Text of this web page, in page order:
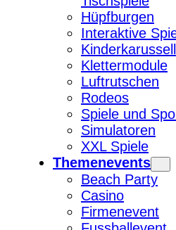
Hüpfburgen
Interaktive
Kinderkarussell
Klettermodule
Luftrutschen
Rodeos
Spiele und
Simulatoren
XXL Spiele
Themenevents
Beach Party
Casino
Firmenevent